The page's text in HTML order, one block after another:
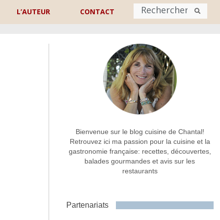
L’AUTEUR CONTACT
Nom
Commentaire ou message *
Bienvenue sur le blog cuisine de Chantal!
Retrouvez ici ma passion pour la cuisine et la
gastronomie française: recettes, découvertes,
balades gourmandes et avis sur les
restaurants
Partenariats